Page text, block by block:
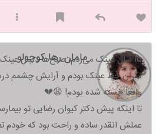
مامان رها کوچولو
۱۵ سال عینک می‌زدم، صبح‌ها دنبال
نگران خط عینک بودم و آرایش چشمم
واقعاً خسته شده بودم! 😩💔
تا اینکه پیش دکتر کیوان رضایی تو
عملش انقدر ساده و راحت بود که خودم